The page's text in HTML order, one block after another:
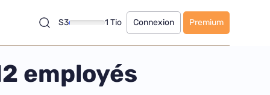
S3 1 Tio Connexion Premium
employés